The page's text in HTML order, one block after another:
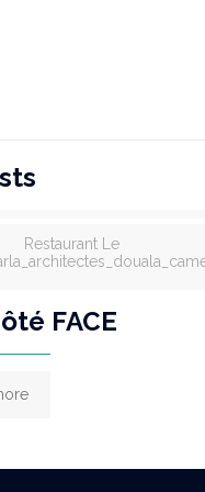
Restaurant Le
FACE